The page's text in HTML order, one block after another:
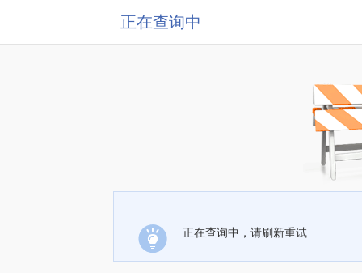
正在查询中
正在查询中，请刷新重试